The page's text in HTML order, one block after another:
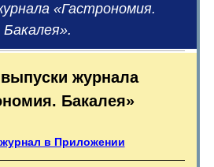
«Гастрономия.
Бакалея».
журнала
Бакалея»
в Приложении